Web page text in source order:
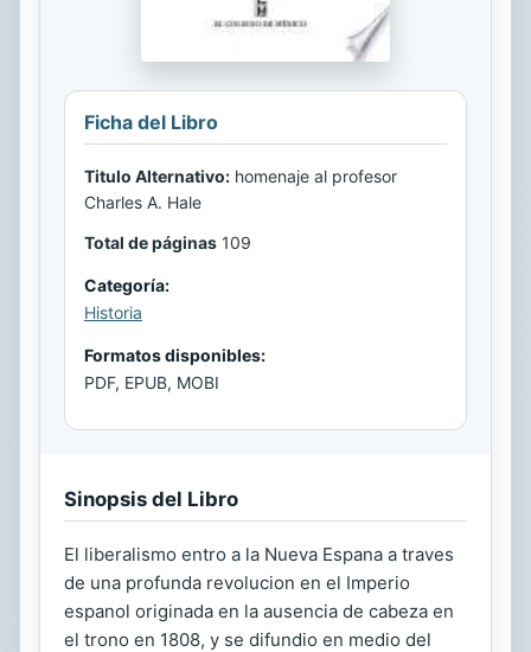
Ficha del Libro
Titulo Alternativo: homenaje al profesor
Charles A. Hale
Total de páginas 109
Categoría:
Historia
Formatos disponibles:
PDF, EPUB, MOBI
Sinopsis del Libro
El liberalismo entro a la Nueva Espana a traves
de una profunda revolucion en el Imperio
espanol originada en la ausencia de cabeza en
el trono en 1808, y se difundio en medio del